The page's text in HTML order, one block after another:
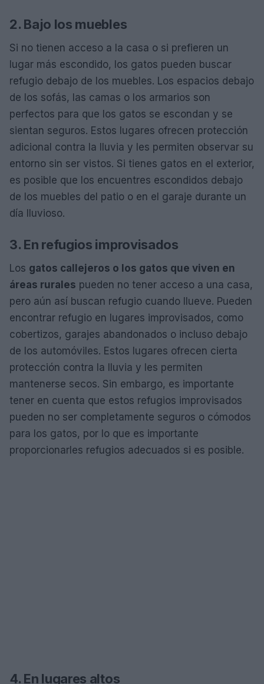
2. Bajo los muebles
Si no tienen acceso a la casa o si prefieren un
lugar más escondido, los gatos pueden buscar
refugio debajo de los muebles. Los espacios debajo
de los sofás, las camas o los armarios son
perfectos para que los gatos se escondan y se
sientan seguros. Estos lugares ofrecen protección
adicional contra la lluvia y les permiten observar su
entorno sin ser vistos. Si tienes gatos en el exterior,
es posible que los encuentres escondidos debajo
de los muebles del patio o en el garaje durante un
día lluvioso.
3. En refugios improvisados
Los gatos callejeros o los gatos que viven en
áreas rurales pueden no tener acceso a una casa,
pero aún así buscan refugio cuando llueve. Pueden
encontrar refugio en lugares improvisados, como
cobertizos, garajes abandonados o incluso debajo
de los automóviles. Estos lugares ofrecen cierta
protección contra la lluvia y les permiten
mantenerse secos. Sin embargo, es importante
tener en cuenta que estos refugios improvisados
pueden no ser completamente seguros o cómodos
para los gatos, por lo que es importante
proporcionarles refugios adecuados si es posible.
4. En lugares altos